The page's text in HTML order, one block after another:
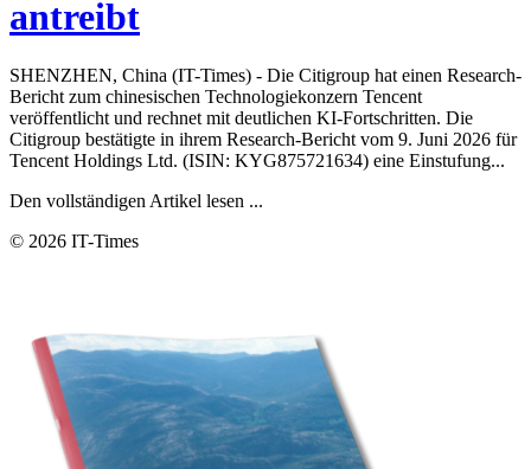
antreibt
SHENZHEN, China (IT-Times) - Die Citigroup hat einen Research-
Bericht zum chinesischen Technologiekonzern Tencent
veröffentlicht und rechnet mit deutlichen KI-Fortschritten. Die
Citigroup bestätigte in ihrem Research-Bericht vom 9. Juni 2026 für
Tencent Holdings Ltd. (ISIN: KYG875721634) eine Einstufung...
Den vollständigen Artikel lesen ...
© 2026 IT-Times